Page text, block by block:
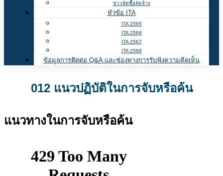
ข่าวจัดซื้อจัดจ้าง
หัวข้อ ITA
ITA 2565
ITA 2566
ITA 2567
ITA 2568
ข้อมูลการติดต่อ Q&A และช่องทางการรับฟังความคิดเห็น
012 แนวปฏิบัติในการจับหรือค้น
แนวทางในการจับหรือค้น